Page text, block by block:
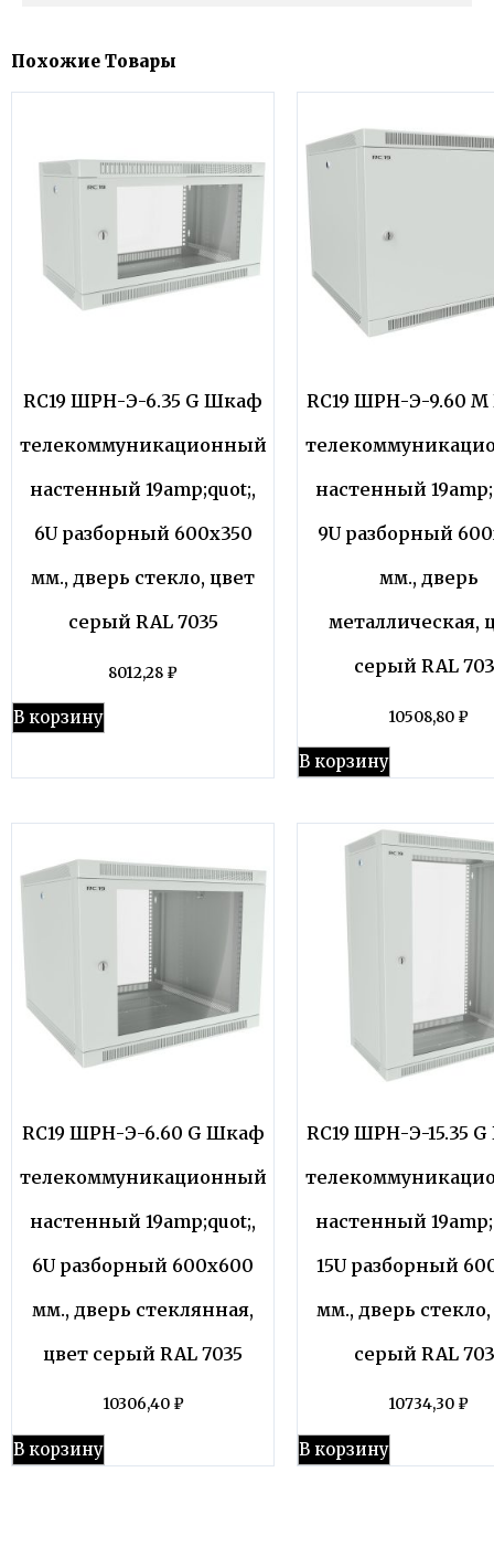
Похожие Товары
RC19 ШРН-Э-6.35 G Шкаф
телекоммуникационный
настенный 19amp;quot;,
6U разборный 600х350
мм., дверь стекло, цвет
серый RAL 7035
8012,28 ₽
В корзину
RC19 ШРН-Э-9.60
настенный
9U разборный
мм., дверь
металлическая,
серый RAL
10508,80 ₽
В корзину
RC19 ШРН-Э-6.60 G Шкаф
телекоммуникационный
настенный 19amp;quot;,
6U разборный 600х600
мм., дверь стеклянная,
цвет серый RAL 7035
10306,40 ₽
В корзину
RC19 ШРН-Э-15.35
настенный
15U разборный
мм., дверь
серый RAL
10734,30 ₽
В корзину